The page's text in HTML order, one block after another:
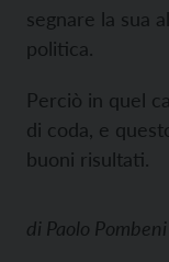
segnare la sua
politica.
Perciò in quel
di coda, e
buoni risultati.
di Paolo Pombeni